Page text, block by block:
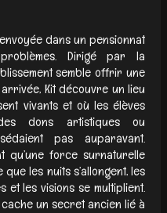
dans un pensionnat
Dirigé par la
semble offrir une
Kit découvre un lieu
vivants et où les élèves
dons artistiques ou
pas auparavant.
qu’une force surnaturelle
les nuits s’allongent, les
et les visions se multiplient.
un secret ancien lié à